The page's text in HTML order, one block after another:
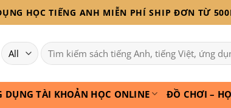
HỌC TIẾNG ANH MIỄN PHÍ SHIP ĐƠN TỪ
Tìm
kiếm:
DỤNG TÀI KHOẢN HỌC ONLINE ĐỒ CHƠI –